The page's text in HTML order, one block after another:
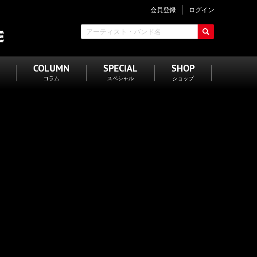
会員登録 ログイン
COLUMN
コラム
SPECIAL
スペシャル
SHOP
ショップ